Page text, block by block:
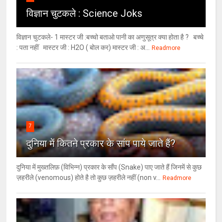
विज्ञान चुटकले : Science Joks
विज्ञान चुटकले- 1 मास्टर जी :बच्चो बताओ पानी का अणुसूत्र क्या होता है ? बच्चे
: पता नहीं मास्टर जी : H2O ( बोल कर) मास्टर जी : अ...
Readmore
7
दुनिया में कितने प्रकार के सांप पाये जाते हैं?
दुनिया में मुख्तलिफ़ (विभिन्न) प्रकार के साँप (Snake) पाए जाते हैं जिनमें से कुछ
ज़हरीले (venomous) होते है तो कुछ ज़हरीले नहीं (non v...
Readmore